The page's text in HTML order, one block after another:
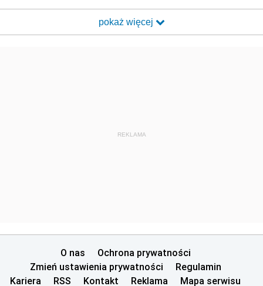
pokaż więcej
REKLAMA
O nas
Ochrona prywatności
Zmień ustawienia prywatności
Regulamin
Kariera
RSS Kontakt Reklama Mapa serwisu